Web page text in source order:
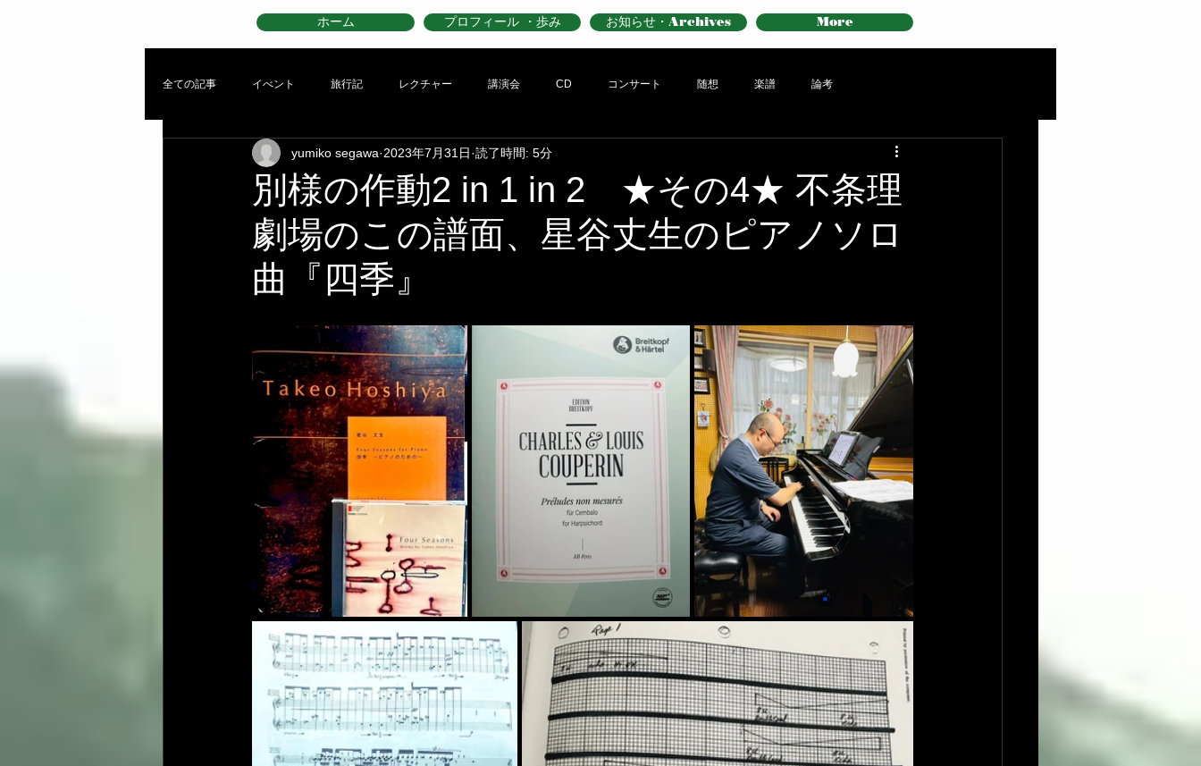
ホーム プロフィール ・歩み お知らせ・Archives More
全ての記事 イべント 旅行記 レクチャー 講演会 CD コンサート 随想 楽譜 論考
別様の作動2 in 1 in 2 ★その4★ 不条理
劇場のこの譜面、星谷丈生のピアノソロ
曲『四季』
yumiko segawa 2023年7月31日 読了時間: 5分